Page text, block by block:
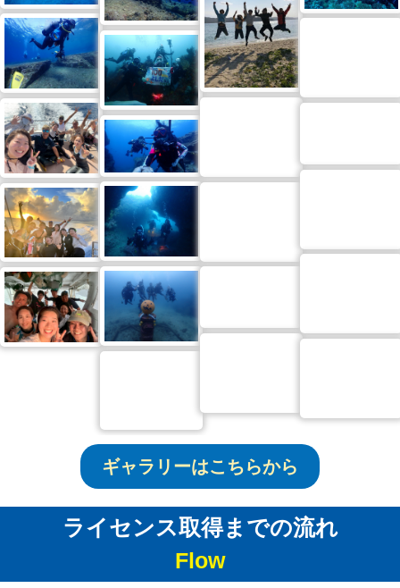
ギャラリーはこちらから
ライセンス取得までの流れ
Flow